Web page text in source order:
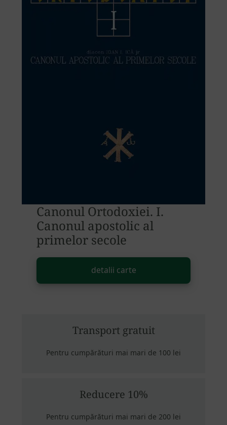
Canonul Ortodoxiei. I.
Canonul apostolic al
primelor secole
detalii carte
Transport gratuit
Pentru cumpărături mai mari de 100 lei
Reducere 10%
Pentru cumpărături mai mari de 200 lei